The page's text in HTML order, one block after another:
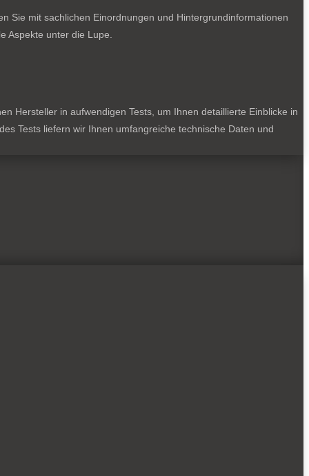
Sie mit sachlichen Einordnungen und Hintergrundinformationen
Aspekte unter die Lupe.
Hersteller in aufwendigen Tests, um Ihnen detaillierte Einblicke in
Tests liefern wir Ihnen umfangreiche technische Daten und